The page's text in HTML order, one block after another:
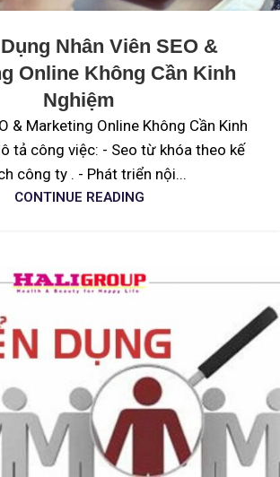
Nhân Viên SEO &
Online Không Cần Kinh
Nghiệm
& Marketing Online Không Cần Kinh
tả công việc: - Seo từ khóa theo kế
công ty . - Phát triển nội...
CONTINUE READING